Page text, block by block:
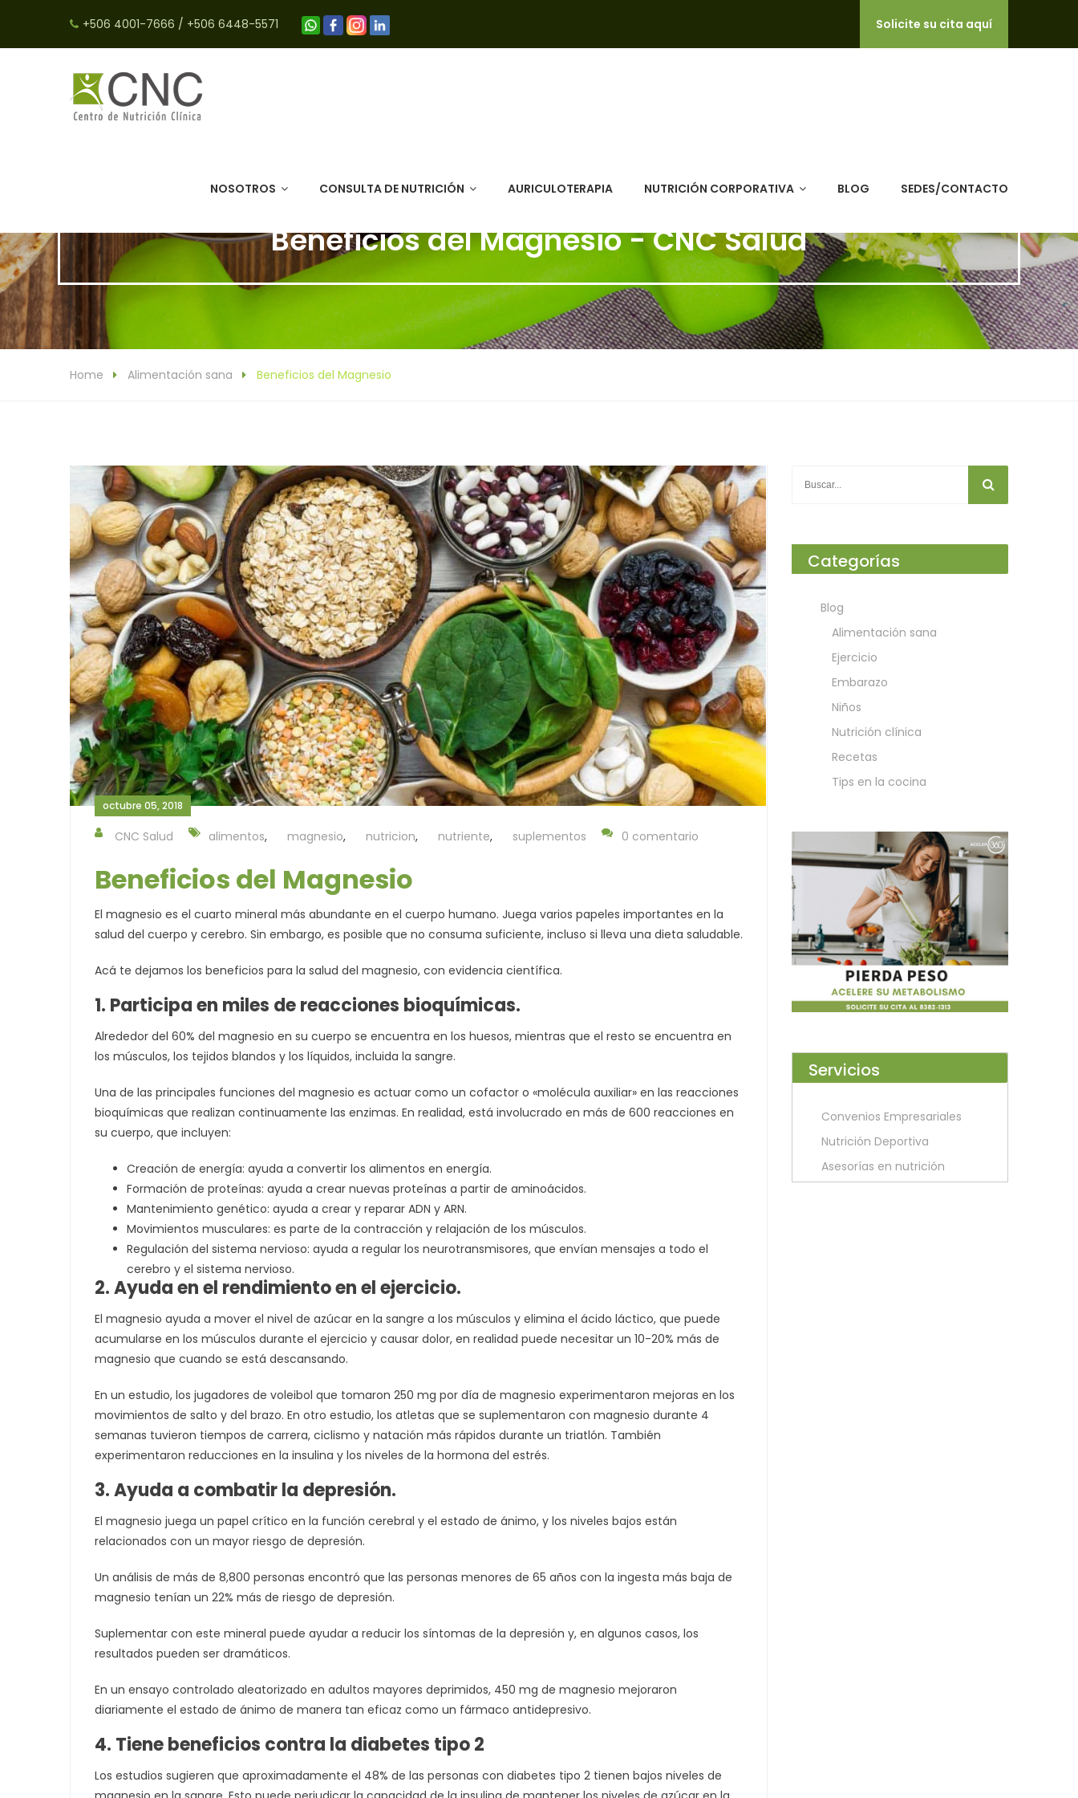
+506 4001-7666 / +506 6448-5571 Solicite su cita aquí
NOSOTROS CONSULTA DE NUTRICIÓN AURICULOTERAPIA NUTRICIÓN CORPORATIVA BLOG SEDES/CONTACTO
Beneficios del Magnesio - CNC Salud
Home Alimentación sana Beneficios del Magnesio
octubre 05, 2018
CNC Salud alimentos, magnesio, nutricion, nutriente, suplementos 0 comentario
Beneficios del Magnesio
El magnesio es el cuarto mineral más abundante en el cuerpo humano. Juega varios papeles importantes en la
salud del cuerpo y cerebro. Sin embargo, es posible que no consuma suficiente, incluso si lleva una dieta saludable.
Acá te dejamos los beneficios para la salud del magnesio, con evidencia científica.
1. Participa en miles de reacciones bioquímicas.
Alrededor del 60% del magnesio en su cuerpo se encuentra en los huesos, mientras que el resto se encuentra en
los músculos, los tejidos blandos y los líquidos, incluida la sangre.
Una de las principales funciones del magnesio es actuar como un cofactor o «molécula auxiliar» en las reacciones
bioquímicas que realizan continuamente las enzimas. En realidad, está involucrado en más de 600 reacciones en
su cuerpo, que incluyen:
Creación de energía: ayuda a convertir los alimentos en energía.
Formación de proteínas: ayuda a crear nuevas proteínas a partir de aminoácidos.
Mantenimiento genético: ayuda a crear y reparar ADN y ARN.
Movimientos musculares: es parte de la contracción y relajación de los músculos.
Regulación del sistema nervioso: ayuda a regular los neurotransmisores, que envían mensajes a todo el
cerebro y el sistema nervioso.
2. Ayuda en el rendimiento en el ejercicio.
El magnesio ayuda a mover el nivel de azúcar en la sangre a los músculos y elimina el ácido láctico, que puede
acumularse en los músculos durante el ejercicio y causar dolor, en realidad puede necesitar un 10-20% más de
magnesio que cuando se está descansando.
En un estudio, los jugadores de voleibol que tomaron 250 mg por día de magnesio experimentaron mejoras en los
movimientos de salto y del brazo. En otro estudio, los atletas que se suplementaron con magnesio durante 4
semanas tuvieron tiempos de carrera, ciclismo y natación más rápidos durante un triatlón. También
experimentaron reducciones en la insulina y los niveles de la hormona del estrés.
3. Ayuda a combatir la depresión.
El magnesio juega un papel crítico en la función cerebral y el estado de ánimo, y los niveles bajos están
relacionados con un mayor riesgo de depresión.
Un análisis de más de 8,800 personas encontró que las personas menores de 65 años con la ingesta más baja de
magnesio tenían un 22% más de riesgo de depresión.
Suplementar con este mineral puede ayudar a reducir los síntomas de la depresión y, en algunos casos, los
resultados pueden ser dramáticos.
En un ensayo controlado aleatorizado en adultos mayores deprimidos, 450 mg de magnesio mejoraron
diariamente el estado de ánimo de manera tan eficaz como un fármaco antidepresivo.
4. Tiene beneficios contra la diabetes tipo 2
Los estudios sugieren que aproximadamente el 48% de las personas con diabetes tipo 2 tienen bajos niveles de
Categorías
Blog
Alimentación sana
Ejercicio
Embarazo
Niños
Nutrición clínica
Recetas
Tips en la cocina
Servicios
Convenios Empresariales
Nutrición Deportiva
Asesorías en nutrición